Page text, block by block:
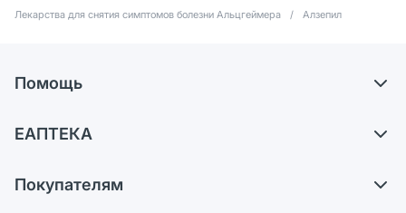
Лекарства для снятия симптомов болезни Альцгеймера
/ Алзепил
Помощь
Обмен и возврат
ЕАПТЕКА
Карьера
Покупателям